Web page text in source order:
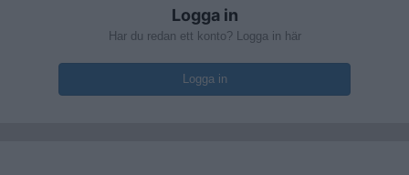
Logga in
Har du redan ett konto? Logga in här
Logga in